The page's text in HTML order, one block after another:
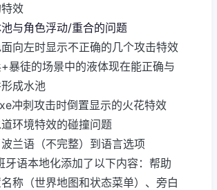
效
与角色浮动/重合的问题
向左时显示不正确的几个攻击特效
暴徒的场景中的液体现在能正确与
成水池
冲刺攻击时倒置显示的火花特效
环境特效的碰撞问题
兰语（不完整）到语言选项
牙语本地化添加了以下内容：帮助
称（世界地图和状态菜单）、旁白